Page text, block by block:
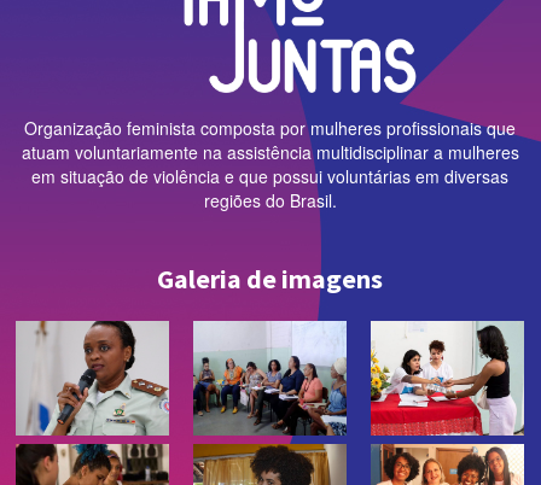
Organização feminista composta por mulheres profissionais que
atuam voluntariamente na assistência multidisciplinar a mulheres
em situação de violência e que possui voluntárias em diversas
regiões do Brasil.
Galeria de imagens